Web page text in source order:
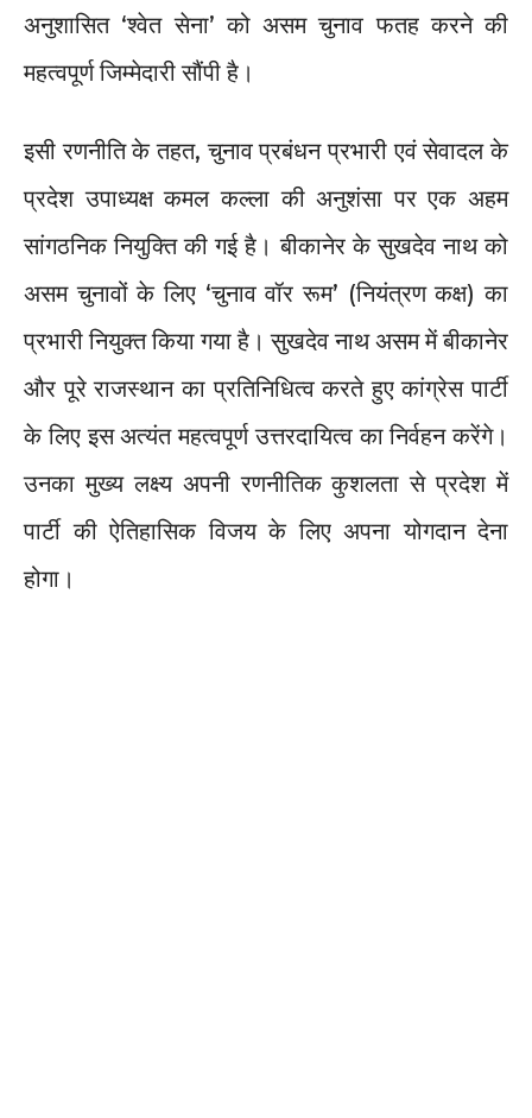
अनुशासित ‘श्वेत सेना’ को असम चुनाव फतह करने की
महत्वपूर्ण जिम्मेदारी सौंपी है।
इसी रणनीति के तहत, चुनाव प्रबंधन प्रभारी एवं सेवादल के
प्रदेश उपाध्यक्ष कमल कल्ला की अनुशंसा पर एक अहम
सांगठनिक नियुक्ति की गई है। बीकानेर के सुखदेव नाथ को
असम चुनावों के लिए ‘चुनाव वॉर रूम’ (नियंत्रण कक्ष) का
प्रभारी नियुक्त किया गया है। सुखदेव नाथ असम में बीकानेर
और पूरे राजस्थान का प्रतिनिधित्व करते हुए कांग्रेस पार्टी
के लिए इस अत्यंत महत्वपूर्ण उत्तरदायित्व का निर्वहन करेंगे।
उनका मुख्य लक्ष्य अपनी रणनीतिक कुशलता से प्रदेश में
पार्टी की ऐतिहासिक विजय के लिए अपना योगदान देना
होगा।